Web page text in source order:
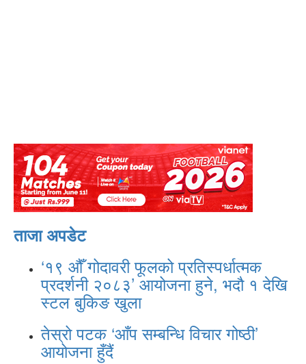
ताजा अपडेट
‘१९ औँ गोदावरी फूलको प्रतिस्पर्धात्मक
प्रदर्शनी २०८३’ आयोजना हुने, भदौ १ देखि
स्टल बुकिङ खुला
तेस्रो पटक ‘आँप सम्बन्धि विचार गोष्ठी’
आयोजना हुँदैं